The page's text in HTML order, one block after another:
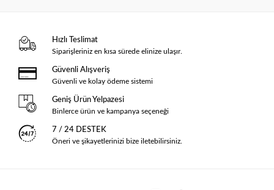
Hızlı Teslimat
Siparişleriniz en kısa sürede elinize ulaşır.
Güvenli Alışveriş
Güvenli ve kolay ödeme sistemi
Geniş Ürün Yelpazesi
Binlerce ürün ve kampanya seçeneği
7 / 24 DESTEK
Öneri ve şikayetlerinizi bize iletebilirsiniz.